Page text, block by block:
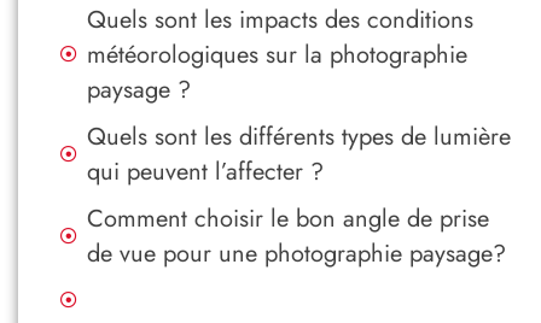
Quels sont les impacts des conditions
météorologiques sur la photographie
paysage ?
Quels sont les différents types de lumière
qui peuvent l’affecter ?
Comment choisir le bon angle de prise
de vue pour une photographie paysage?